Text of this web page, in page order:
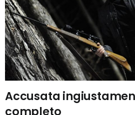
Accusata
completo